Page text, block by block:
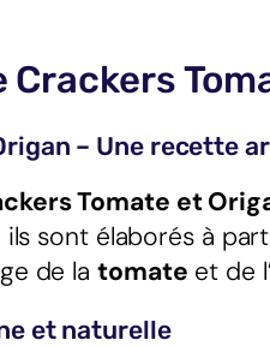
– Une recette
Tomate et
sont élaborés à
de la tomate et de
et naturelle